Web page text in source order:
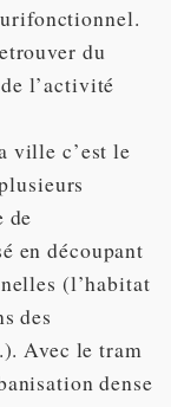
du
l’activité
ville c’est le
de
en découpant
(l’habitat
des
Avec le tram
dense